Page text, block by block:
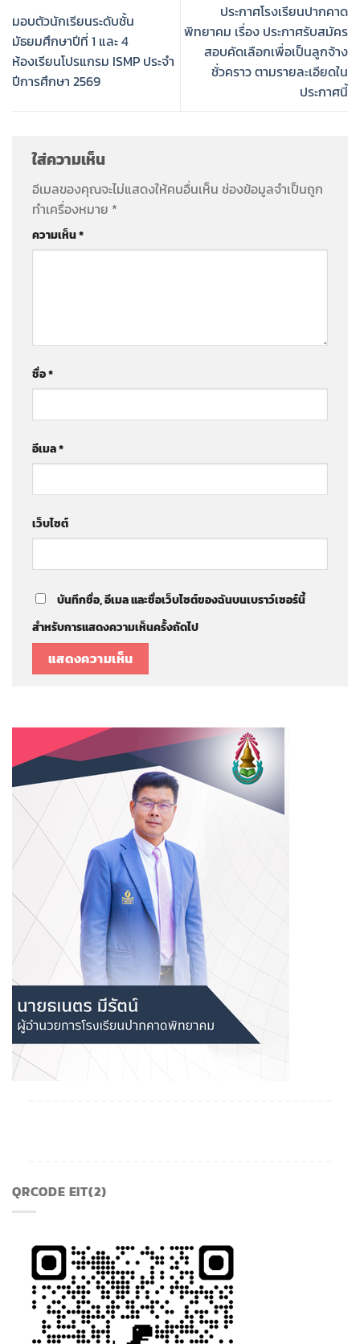
มอบตัวนักเรียนระดับชั้น
มัธยมศึกษาปีที่ 1 และ 4
ห้องเรียนโปรแกรม ISMP ประจำ
ปีการศึกษา 2569
ประกาศโรงเรียนปากคาด
พิทยาคม เรื่อง ประกาศรับสมัคร
สอบคัดเลือกเพื่อเป็นลูกจ้าง
ชั่วคราว ตามรายละเอียดใน
ประกาศนี้
ใส่ความเห็น
อีเมลของคุณจะไม่แสดงให้คนอื่นเห็น ช่องข้อมูลจำเป็นถูก
ทำเครื่องหมาย *
ความเห็น*
ชื่อ*
อีเมล*
เว็บไซต์
บันทึกชื่อ, อีเมล และชื่อเว็บไซต์ของฉันบนเบราว์เซอร์นี้
สำหรับการแสดงความเห็นครั้งถัดไป
QRCODE EIT(2)